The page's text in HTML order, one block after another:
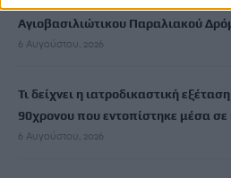
Αγιοβασιλιώτικου Παραλιακού
6 Αυγούστου, 2026
Τι δείχνει η ιατροδικαστική
90χρονου που εντοπίστηκε μέσα
6 Αυγούστου, 2026